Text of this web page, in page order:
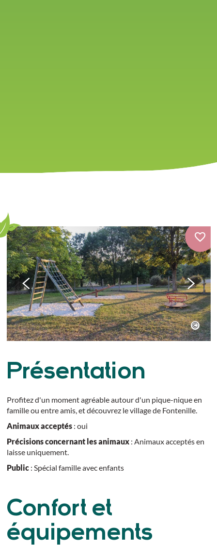
Présentation
Profitez d'un moment agréable autour d'un pique-nique en
famille ou entre amis, et découvrez le village de Fontenille.
Animaux acceptés: oui
Précisions concernant les animaux: Animaux acceptés en
laisse uniquement.
Public: Spécial famille avec enfants
Confort et
équipements